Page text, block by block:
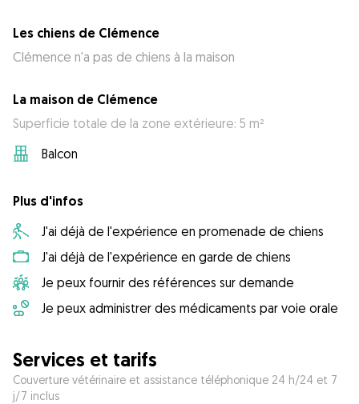
Les chiens de Clémence
Clémence n'a pas de chiens à la maison
La maison de Clémence
Superficie totale de la zone extérieure: 5 m²
Balcon
Plus d'infos
J'ai déjà de l'expérience en promenade de chiens
J'ai déjà de l'expérience en garde de chiens
Je peux fournir des références sur demande
Je peux administrer des médicaments par voie orale
Services et tarifs
Couverture vétérinaire et assistance téléphonique 24 h/24 et 7
j/7 inclus